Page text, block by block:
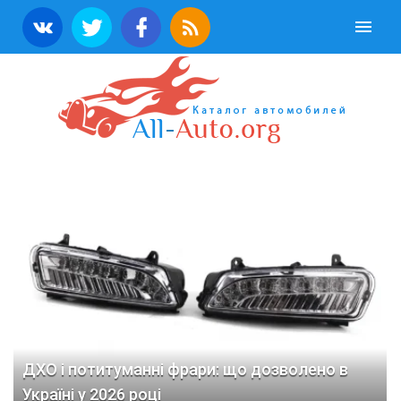
ДХО і потитуманні фрари: що дозволено в
Україні у 2026 році